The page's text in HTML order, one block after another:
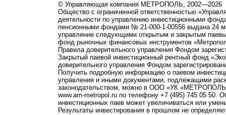
© Управляющая компания МЕТРОПОЛЬ, 2002—2026
Общество с ограниченной ответственностью
деятельности по управлению инвестиционными
пенсионными фондами № 21-000-1-00556 выдана 24
управление следующими открытым и закрытым
фонд рыночных финансовых инструментов
Правила доверительного управления Фондом
Закрытый паевой инвестиционный рентный фонд
доверительного управления Фондом
Получить подробную информацию о паевом
управления и иными документами, подлежащими
законодательством, можно в ООО «УК
www.am-metropol.ru по телефону +7 (495) 745 05
инвестиционных паев может увеличиваться или
Результаты инвестирования в прошлом не